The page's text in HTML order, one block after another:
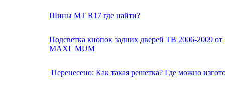
Шины МТ R17 где найти?
Подсветка кнопок задних дверей TB 2006-2009 от
MAXI_MUM
Перенесено: Как такая решетка? Где можно